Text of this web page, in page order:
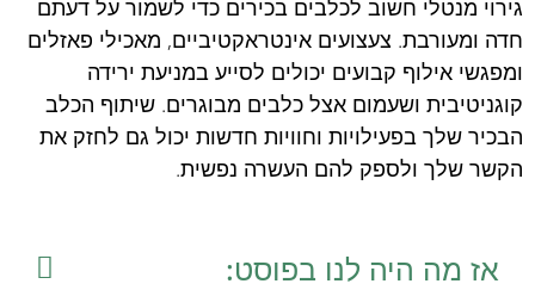
גירוי מנטלי חשוב לכלבים בכירים כדי לשמור על דעתם
חדה ומעורבת. צעצועים אינטראקטיביים, מאכילי פאזלים
ומפגשי אילוף קבועים יכולים לסייע במניעת ירידה
קוגניטיבית ושעמום אצל כלבים מבוגרים. שיתוף הכלב
הבכיר שלך בפעילויות וחוויות חדשות יכול גם לחזק את
הקשר שלך ולספק להם העשרה נפשית.
אז מה היה לנו בפוסט: